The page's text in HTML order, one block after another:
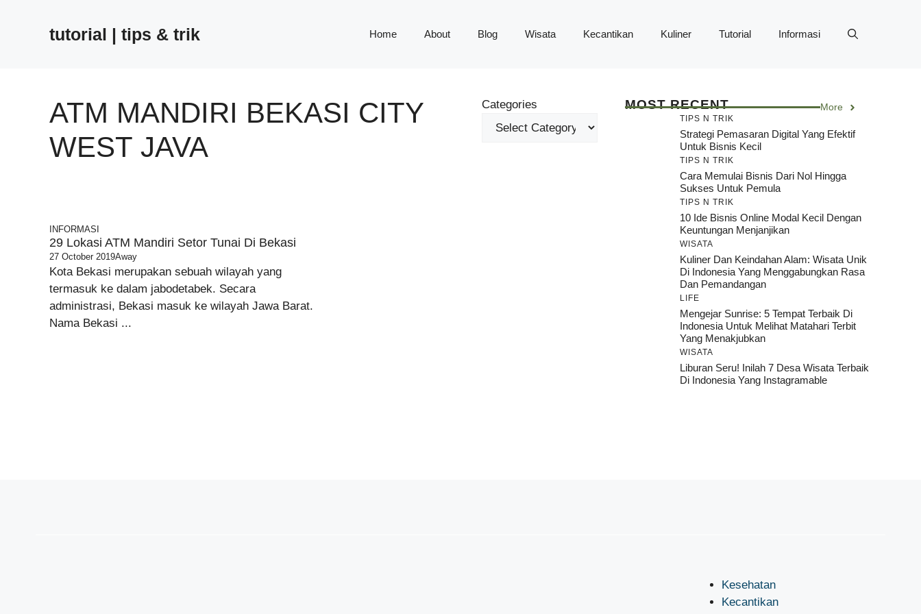
tutorial | tips & trik Home About Blog Wisata Kecantikan Kuliner Tutorial Informasi
ATM MANDIRI BEKASI CITY
WEST JAVA
Categories
INFORMASI
29 Lokasi ATM Mandiri Setor Tunai Di Bekasi
27 October 2019Away
Kota Bekasi merupakan sebuah wilayah yang
termasuk ke dalam jabodetabek. Secara
administrasi, Bekasi masuk ke wilayah Jawa Barat.
Nama Bekasi ...
MOST RECENT More
TIPS N TRIK
Strategi Pemasaran Digital Yang Efektif
Untuk Bisnis Kecil
TIPS N TRIK
Cara Memulai Bisnis Dari Nol Hingga
Sukses Untuk Pemula
TIPS N TRIK
10 Ide Bisnis Online Modal Kecil Dengan
Keuntungan Menjanjikan
WISATA
Kuliner Dan Keindahan Alam: Wisata Unik
Di Indonesia Yang Menggabungkan Rasa
Dan Pemandangan
LIFE
Mengejar Sunrise: 5 Tempat Terbaik Di
Indonesia Untuk Melihat Matahari Terbit
Yang Menakjubkan
WISATA
Liburan Seru! Inilah 7 Desa Wisata Terbaik
Di Indonesia Yang Instagramable
Kesehatan
Kecantikan